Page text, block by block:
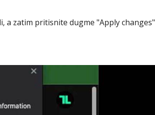
zatim pritisnite dugme "Apply changes"